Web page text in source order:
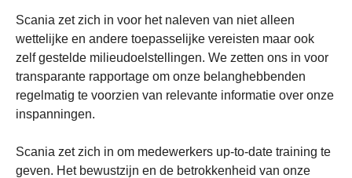
Scania zet zich in voor het naleven van niet alleen
wettelijke en andere toepasselijke vereisten maar ook
zelf gestelde milieudoelstellingen. We zetten ons in voor
transparante rapportage om onze belanghebbenden
regelmatig te voorzien van relevante informatie over onze
inspanningen.
Scania zet zich in om medewerkers up-to-date training te
geven. Het bewustzijn en de betrokkenheid van onze